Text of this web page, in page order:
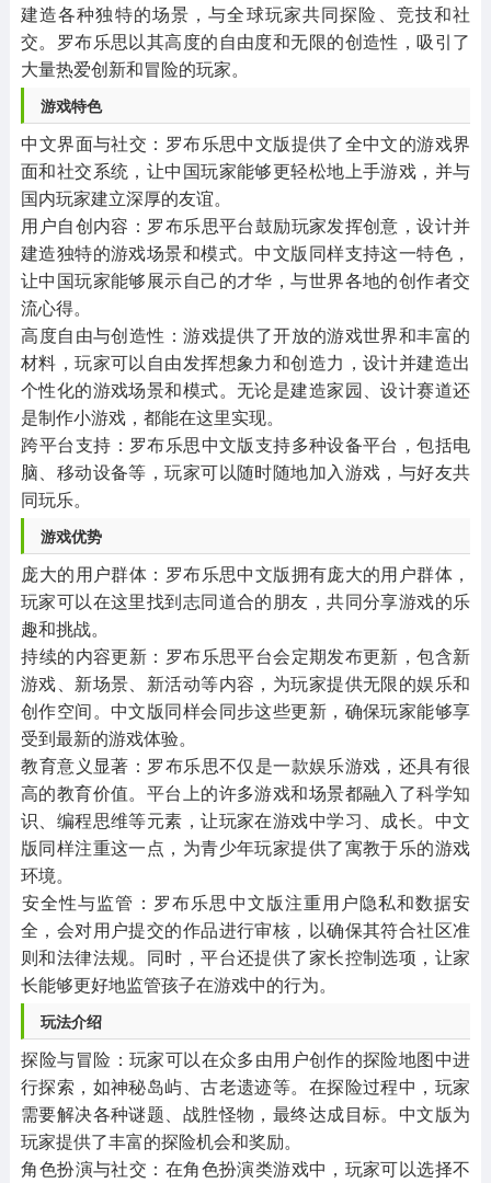
建造各种独特的场景，与全球玩家共同探险、竞技和社
交。罗布乐思以其高度的自由度和无限的创造性，吸引了
大量热爱创新和冒险的玩家。
‌游戏特色‌
‌中文界面与社交‌：罗布乐思中文版提供了全中文的游戏界
面和社交系统，让中国玩家能够更轻松地上手游戏，并与
国内玩家建立深厚的友谊。
‌用户自创内容‌：罗布乐思平台鼓励玩家发挥创意，设计并
建造独特的游戏场景和模式。中文版同样支持这一特色，
让中国玩家能够展示自己的才华，与世界各地的创作者交
流心得。
‌高度自由与创造性‌：游戏提供了开放的游戏世界和丰富的
材料，玩家可以自由发挥想象力和创造力，设计并建造出
个性化的游戏场景和模式。无论是建造家园、设计赛道还
是制作小游戏，都能在这里实现。
‌跨平台支持‌：罗布乐思中文版支持多种设备平台，包括电
脑、移动设备等，玩家可以随时随地加入游戏，与好友共
同玩乐。
‌游戏优势‌
‌庞大的用户群体‌：罗布乐思中文版拥有庞大的用户群体，
玩家可以在这里找到志同道合的朋友，共同分享游戏的乐
趣和挑战。
‌持续的内容更新‌：罗布乐思平台会定期发布更新，包含新
游戏、新场景、新活动等内容，为玩家提供无限的娱乐和
创作空间。中文版同样会同步这些更新，确保玩家能够享
受到最新的游戏体验。
‌教育意义显著‌：罗布乐思不仅是一款娱乐游戏，还具有很
高的教育价值。平台上的许多游戏和场景都融入了科学知
识、编程思维等元素，让玩家在游戏中学习、成长。中文
版同样注重这一点，为青少年玩家提供了寓教于乐的游戏
环境。
‌安全性与监管‌：罗布乐思中文版注重用户隐私和数据安
全，会对用户提交的作品进行审核，以确保其符合社区准
则和法律法规。同时，平台还提供了家长控制选项，让家
长能够更好地监管孩子在游戏中的行为。
‌玩法介绍‌
‌探险与冒险‌：玩家可以在众多由用户创作的探险地图中进
行探索，如神秘岛屿、古老遗迹等。在探险过程中，玩家
需要解决各种谜题、战胜怪物，最终达成目标。中文版为
玩家提供了丰富的探险机会和奖励。
‌角色扮演与社交‌：在角色扮演类游戏中，玩家可以选择不